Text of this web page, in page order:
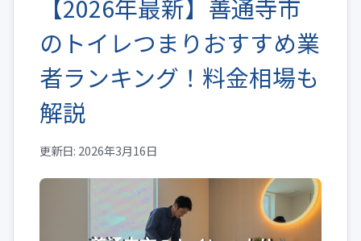
【2026年最新】善通寺市
のトイレつまりおすすめ業
者ランキング！料金相場も
解説
更新日: 2026年3月16日